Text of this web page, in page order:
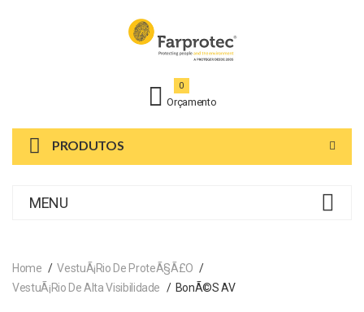
Orçamento
0
PRODUTOS
MENU
Home
VestuÃ¡rio De ProteÃ§Ã£o
VestuÃ¡rio De Alta Visibilidade
BonÃ©s AV